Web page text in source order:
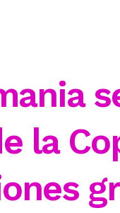
la